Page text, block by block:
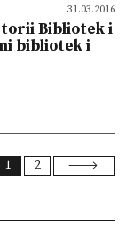
31.03.2016
Bibliotek i
bibliotek i
1 2